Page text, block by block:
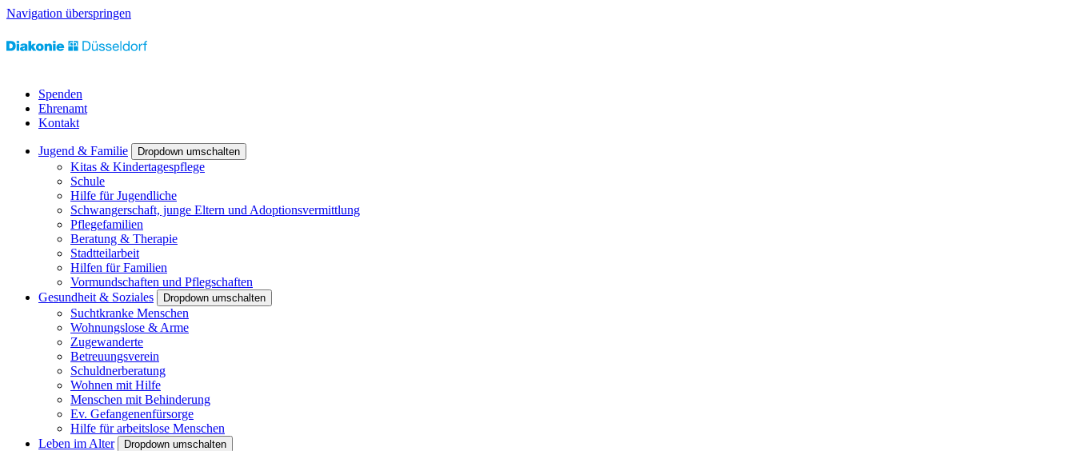
Navigation überspringen
Spenden
Ehrenamt
Kontakt
Jugend & Familie Dropdown umschalten
Kitas & Kindertagespflege
Schule
Hilfe für Jugendliche
Schwangerschaft, junge Eltern und Adoptionsvermittlung
Pflegefamilien
Beratung & Therapie
Stadtteilarbeit
Hilfen für Familien
Vormundschaften und Pflegschaften
Gesundheit & Soziales
Dropdown umschalten
Suchtkranke Menschen
Wohnungslose & Arme
Zugewanderte
Betreuungsverein
Schuldnerberatung
Wohnen mit Hilfe
Menschen mit Behinderung
Ev. Gefangenenfürsorge
Hilfe für arbeitslose Menschen
Leben im Alter
Dropdown umschalten